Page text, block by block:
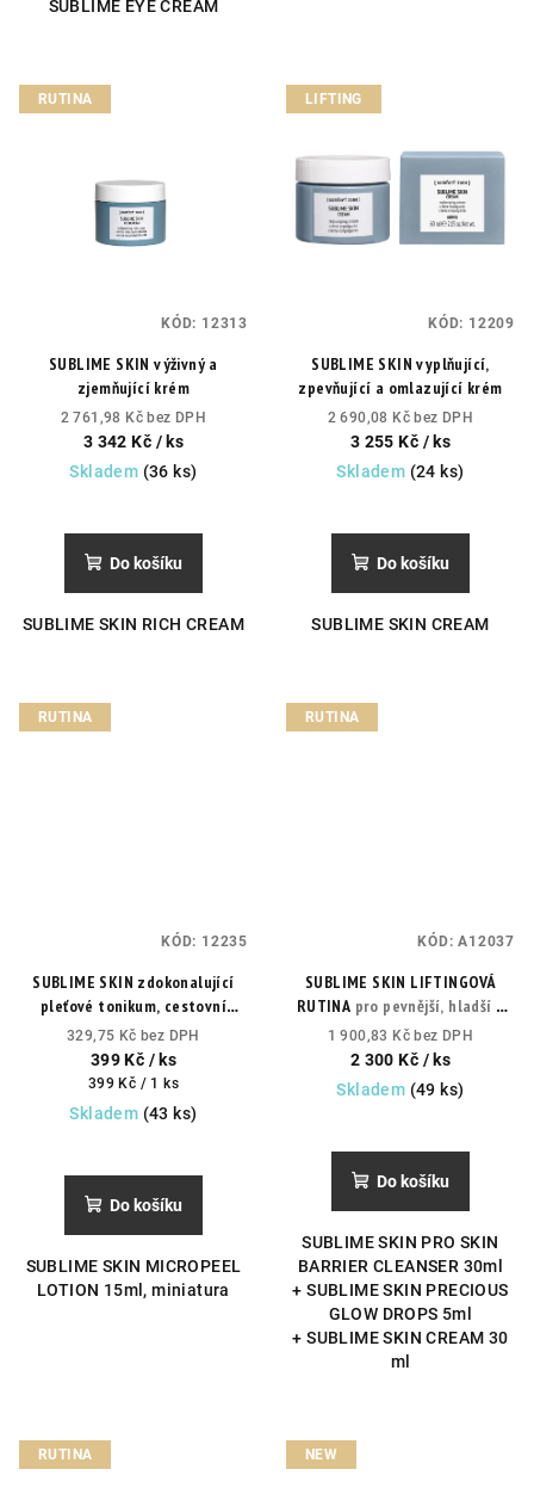
z
SUBLIME EYE CREAM
RUTINA
SUBLIME SKIN výživný a
zjemňující krém
2 761,98 Kč bez DPH
3 342 Kč / ks
Skladem (36 ks)
Do košíku
SUBLIME SKIN RICH CREAM
KÓD: 12313
LIFTING
SUBLIME SKIN vyplňující,
zpevňující a omlazující krém
2 690,08 Kč bez DPH
3 255 Kč / ks
Skladem (24 ks)
hodnocení
produktu
z
Do košíku
SUBLIME SKIN CREAM
KÓD: 12209
RUTINA
SUBLIME SKIN zdokonalující
pleťové tonikum, cestovní
baleníkaždodenní exfoliační
lotion pro přípravu pleti na
peeling a intenzivní péči.
329,75 Kč bez DPH
399 Kč / ks
Měrná
cena:
399 Kč / 1 ks
Skladem (43 ks)
Do košíku
SUBLIME SKIN MICROPEEL
LOTION 15ml, miniatura
KÓD: 12235
RUTINA
SUBLIME SKIN LIFTINGOVÁ
RUTINA pro pevnější, hladší a
zářivější pleť
1 900,83 Kč bez DPH
2 300 Kč / ks
Skladem (49 ks)
Do košíku
SUBLIME SKIN PRO SKIN
BARRIER CLEANSER 30ml
+ SUBLIME SKIN PRECIOUS
GLOW DROPS 5ml
+ SUBLIME SKIN CREAM 30
ml
KÓD:A12037
RUTINA NEW